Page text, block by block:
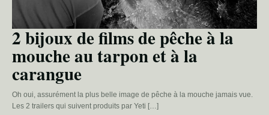
2 bijoux de films de pêche à la
mouche au tarpon et à la
carangue
Oh oui, assurément la plus belle image de pêche à la mouche jamais vue.
Les 2 trailers qui suivent produits par Yeti […]